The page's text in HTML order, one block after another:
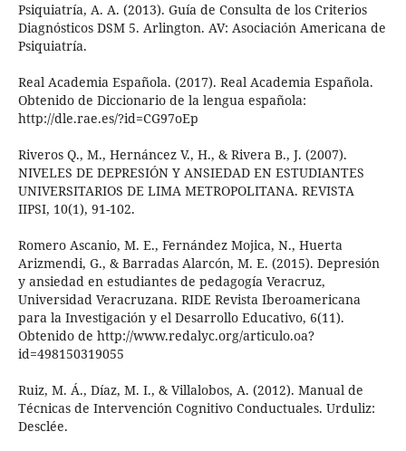
Psiquiatría, A. A. (2013). Guía de Consulta de los Criterios
Diagnósticos DSM 5. Arlington. AV: Asociación Americana de
Psiquiatría.
Real Academia Española. (2017). Real Academia Española.
Obtenido de Diccionario de la lengua española:
http://dle.rae.es/?id=CG97oEp
Riveros Q., M., Hernáncez V., H., & Rivera B., J. (2007).
NIVELES DE DEPRESIÓN Y ANSIEDAD EN ESTUDIANTES
UNIVERSITARIOS DE LIMA METROPOLITANA. REVISTA
IIPSI, 10(1), 91-102.
Romero Ascanio, M. E., Fernández Mojica, N., Huerta
Arizmendi, G., & Barradas Alarcón, M. E. (2015). Depresión
y ansiedad en estudiantes de pedagogía Veracruz,
Universidad Veracruzana. RIDE Revista Iberoamericana
para la Investigación y el Desarrollo Educativo, 6(11).
Obtenido de http://www.redalyc.org/articulo.oa?
id=498150319055
Ruiz, M. Á., Díaz, M. I., & Villalobos, A. (2012). Manual de
Técnicas de Intervención Cognitivo Conductuales. Urduliz:
Desclée.